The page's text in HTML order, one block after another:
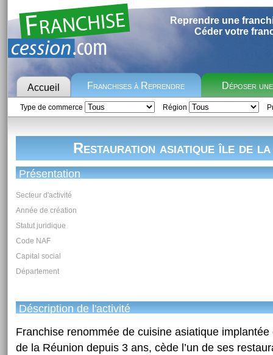
Reprendre une
Céder votre
Accueil Franchises à Reprendre Déposer
Type de commerce Région
Restauration asiatique île de
Présentation
Secteur d'activité
Année de création
Statut juridique
Code NAF
Capital social
Département
Déscription de l'activité
Franchise renommée de cuisine asiatique implantée
de la Réunion depuis 3 ans, cède l’un de ses